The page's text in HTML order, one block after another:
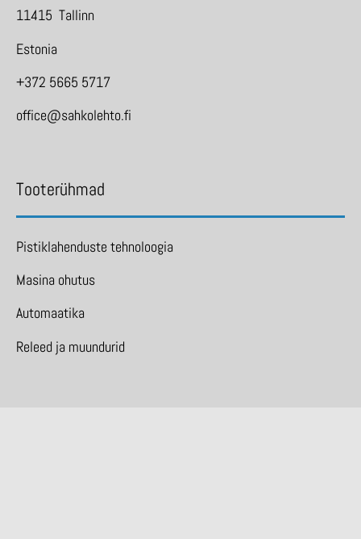
11415 Tallinn
Estonia
+372 5665 5717
office@sahkolehto.fi
Tooterühmad
Pistiklahenduste tehnoloogia
Masina ohutus
Automaatika
Releed ja muundurid